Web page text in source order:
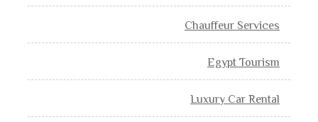
Chauffeur Services
Egypt Tourism
Luxury Car Rental